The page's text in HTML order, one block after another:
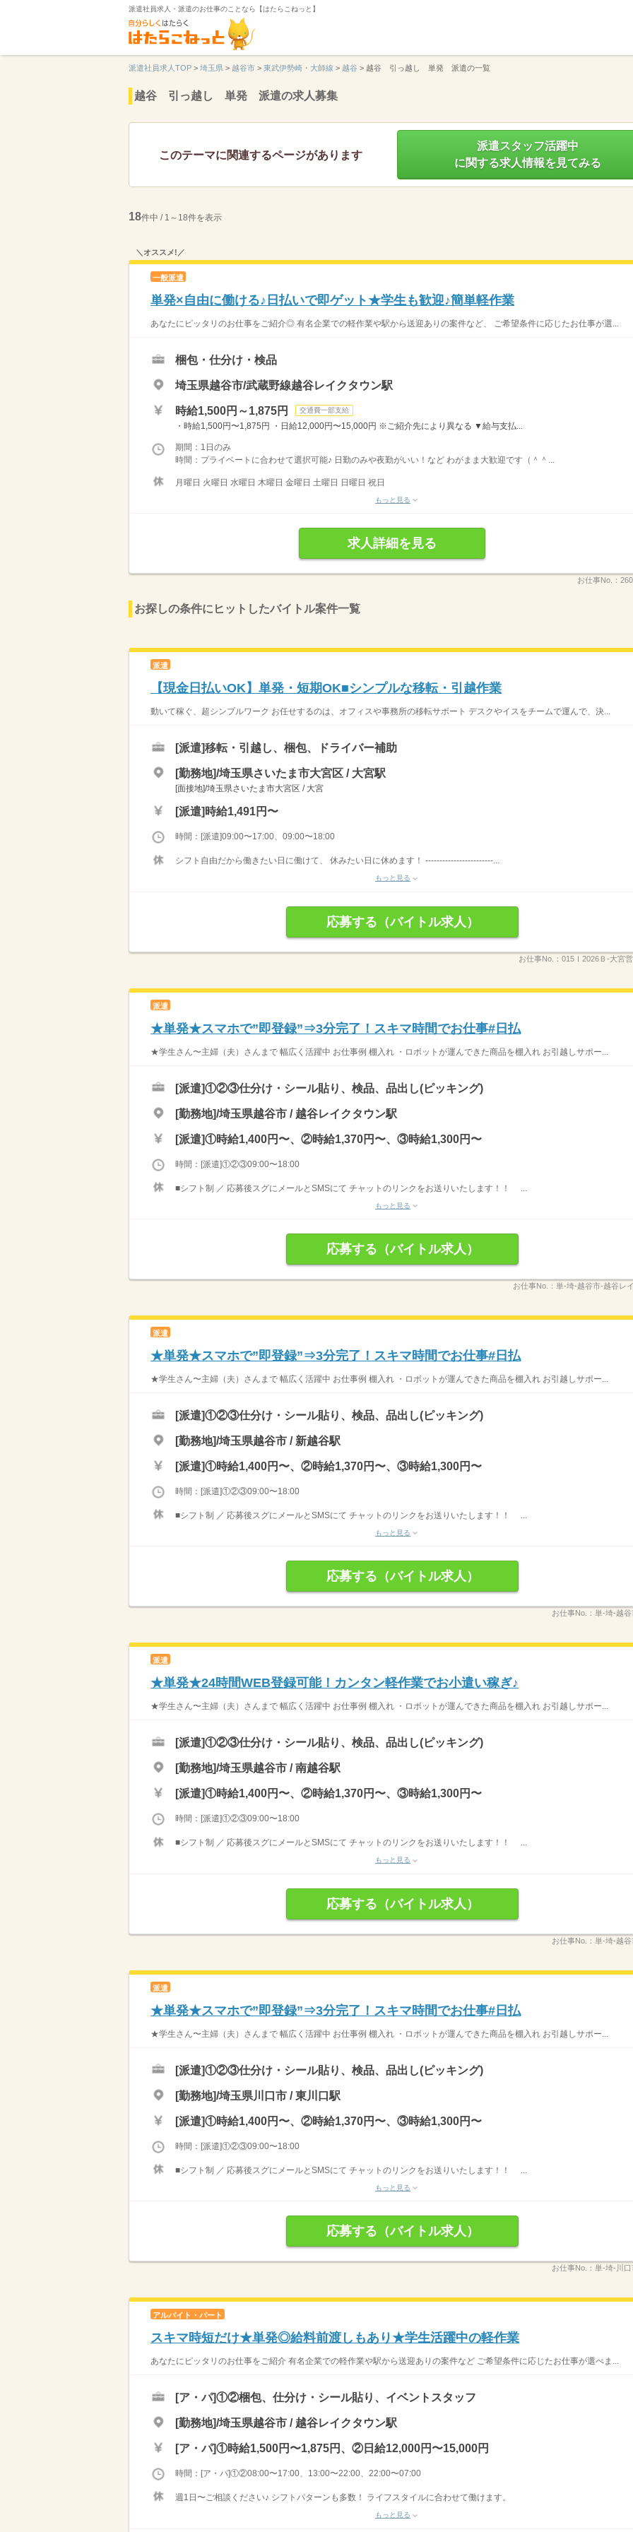
派遣社員求人・派遣のお仕事のことなら【はたらこねっと】
派遣社員求人TOP > 埼玉県 > 越谷市 > 東武伊勢崎・大師線 > 越谷 > 越谷 引っ越し 単発 派遣の一覧
越谷 引っ越し 単発 派遣の求人募集
このテーマに関連するページがあります
派遣スタッフ活躍中
に関する求人情報を見てみる
18件中 / 1～18件を表示
＼オススメ!／
一般派遣
単発×自由に働ける♪日払いで即ゲット★学生も歓迎♪簡単軽作業
あなたにピッタリのお仕事をご紹介◎ 有名企業での軽作業や駅から送迎ありの案件など、 ご希望条件に応じたお仕事が選...
梱包・仕分け・検品
埼玉県越谷市/武蔵野線越谷レイクタウン駅
時給1,500円～1,875円 交通費一部支給
・時給1,500円〜1,875円 ・日給12,000円〜15,000円 ※ご紹介先により異なる ▼給与支払...
期間：1日のみ
時間：プライベートに合わせて選択可能♪ 日勤のみや夜勤がいい！など わがまま大歓迎です（＾＾...
月曜日 火曜日 水曜日 木曜日 金曜日 土曜日 日曜日 祝日
もっと見る
求人詳細を見る
お仕事No.：
お探しの条件にヒットしたバイトル案件一覧
派遣
【現金日払いOK】単発・短期OK■シンプルな移転・引越作業
動いて稼ぐ、超シンプルワーク お任せするのは、オフィスや事務所の移転サポート デスクやイスをチームで運んで、決...
[派遣]移転・引越し、梱包、ドライバー補助
[勤務地]/埼玉県さいたま市大宮区 / 大宮駅
[面接地]/埼玉県さいたま市大宮区 / 大宮
[派遣] 時給1,491円〜
時間：[派遣]09:00〜17:00、09:00〜18:00
シフト自由だから働きたい日に働けて、 休みたい日に休めます！ ------------------------...
もっと見る
応募する（バイトル求人）
お仕事No.： 015Ｉ2026Ｂ-大宮
派遣
★単発★スマホで”即登録”⇒3分完了！スキマ時間でお仕事#日払
★学生さん〜主婦（夫）さんまで 幅広く活躍中 お仕事例 棚入れ ・ロボットが運んできた商品を棚入れ お引越しサポー...
[派遣]①②③仕分け・シール貼り、検品、品出し(ピッキング)
[勤務地]/埼玉県越谷市 / 越谷レイクタウン駅
[派遣]①時給1,400円〜、②時給1,370円〜、③時給1,300円〜
時間：[派遣]①②③09:00〜18:00
■シフト制 ／ 応募後スグにメールとSMSにて チャットのリンクをお送りいたします！！ ...
もっと見る
応募する（バイトル求人）
お仕事No.： 単-埼-越谷市-越谷レ
派遣
★単発★スマホで”即登録”⇒3分完了！スキマ時間でお仕事#日払
★学生さん〜主婦（夫）さんまで 幅広く活躍中 お仕事例 棚入れ ・ロボットが運んできた商品を棚入れ お引越しサポー...
[派遣]①②③仕分け・シール貼り、検品、品出し(ピッキング)
[勤務地]/埼玉県越谷市 / 新越谷駅
[派遣]①時給1,400円〜、②時給1,370円〜、③時給1,300円〜
時間：[派遣]①②③09:00〜18:00
■シフト制 ／ 応募後スグにメールとSMSにて チャットのリンクをお送りいたします！！ ...
もっと見る
応募する（バイトル求人）
お仕事No.： 単-埼-越谷
派遣
★単発★24時間WEB登録可能！カンタン軽作業でお小遣い稼ぎ♪
★学生さん〜主婦（夫）さんまで 幅広く活躍中 お仕事例 棚入れ ・ロボットが運んできた商品を棚入れ お引越しサポー...
[派遣]①②③仕分け・シール貼り、検品、品出し(ピッキング)
[勤務地]/埼玉県越谷市 / 南越谷駅
[派遣]①時給1,400円〜、②時給1,370円〜、③時給1,300円〜
時間：[派遣]①②③09:00〜18:00
■シフト制 ／ 応募後スグにメールとSMSにて チャットのリンクをお送りいたします！！ ...
もっと見る
応募する（バイトル求人）
お仕事No.： 単-埼-越
派遣
★単発★スマホで”即登録”⇒3分完了！スキマ時間でお仕事#日払
★学生さん〜主婦（夫）さんまで 幅広く活躍中 お仕事例 棚入れ ・ロボットが運んできた商品を棚入れ お引越しサポー...
[派遣]①②③仕分け・シール貼り、検品、品出し(ピッキング)
[勤務地]/埼玉県川口市 / 東川口駅
[派遣]①時給1,400円〜、②時給1,370円〜、③時給1,300円〜
時間：[派遣]①②③09:00〜18:00
■シフト制 ／ 応募後スグにメールとSMSにて チャットのリンクをお送りいたします！！ ...
もっと見る
応募する（バイトル求人）
お仕事No.： 単-埼-川口
アルバイト・パート
スキマ時短だけ★単発◎給料前渡しもあり★学生活躍中の軽作業
あなたにピッタリのお仕事をご紹介 有名企業での軽作業や駅から送迎ありの案件など ご希望条件に応じたお仕事が選べま...
[ア・パ]①②梱包、仕分け・シール貼り、イベントスタッフ
[勤務地]/埼玉県越谷市 / 越谷レイクタウン駅
[ア・パ]①時給1,500円〜1,875円、②日給12,000円〜15,000円
時間：[ア・パ]①②08:00〜17:00、13:00〜22:00、22:00〜07:00
週1日〜ご相談ください♪ シフトパターンも多数！ ライフスタイルに合わせて働けます。
もっと見る